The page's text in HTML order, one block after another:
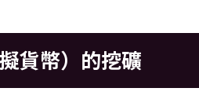
貨幣）的挖礦